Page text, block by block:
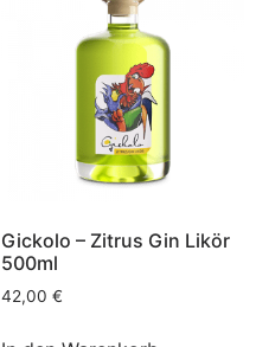
Gickolo – Zitrus Gin Likör
500ml
42,00 €